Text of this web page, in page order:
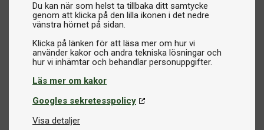
Du kan när som helst ta tillbaka ditt samtycke
genom att klicka på den lilla ikonen i det nedre
vänstra hörnet på sidan.
Klicka på länken för att läsa mer om hur vi
använder kakor och andra tekniska lösningar och
Läs mer om kakor
Googles sekretesspolicy
Visa detaljer